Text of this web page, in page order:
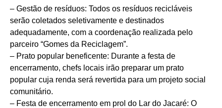
– Gestão de resíduos: Todos os resíduos recicláveis
serão coletados seletivamente e destinados
adequadamente, com a coordenação realizada pelo
parceiro “Gomes da Reciclagem”.
– Prato popular beneficente: Durante a festa de
encerramento, chefs locais irão preparar um prato
popular cuja renda será revertida para um projeto social
comunitário.
– Festa de encerramento em prol do Lar do Jacaré: O